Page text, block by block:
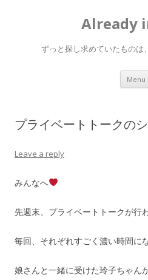
Already
ずっと探し求めていたものは
Menu
プライベートトークの
Leave a reply
みんなへ
先週末、プライベートトークが行
毎回、それぞれすごく濃い時間に
娘さんと一緒に受けた玲子ちゃんが